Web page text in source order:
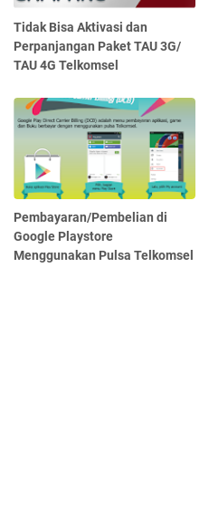
Tidak Bisa Aktivasi dan
Perpanjangan Paket TAU 3G/
TAU 4G Telkomsel
Pembayaran/Pembelian di
Google Playstore
Menggunakan Pulsa Telkomsel